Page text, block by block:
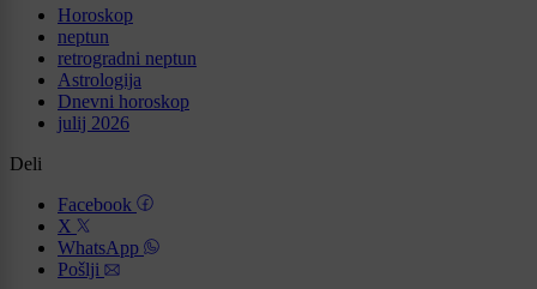
Horoskop
neptun
retrogradni neptun
Astrologija
Dnevni horoskop
julij 2026
Deli
Facebook
X
WhatsApp
Pošlji